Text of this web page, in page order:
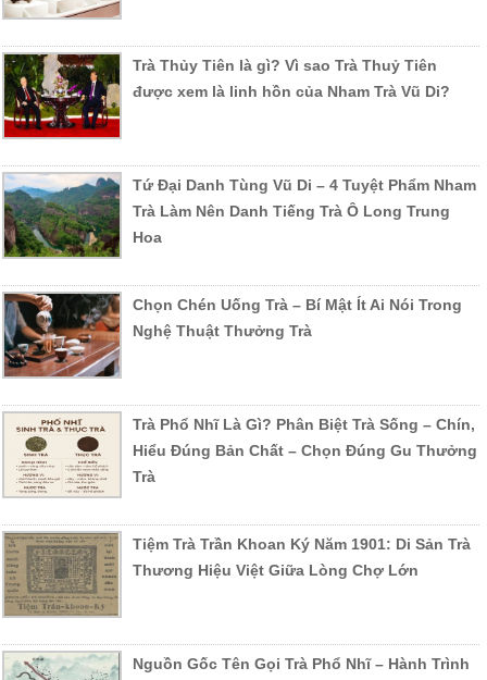
Trà Thủy Tiên là gì? Vì sao Trà Thuỷ Tiên
được xem là linh hồn của Nham Trà Vũ Di?
Tứ Đại Danh Tùng Vũ Di – 4 Tuyệt Phẩm Nham
Trà Làm Nên Danh Tiếng Trà Ô Long Trung
Hoa
Chọn Chén Uống Trà – Bí Mật Ít Ai Nói Trong
Nghệ Thuật Thưởng Trà
Trà Phổ Nhĩ Là Gì? Phân Biệt Trà Sống – Chín,
Hiểu Đúng Bản Chất – Chọn Đúng Gu Thưởng
Trà
Tiệm Trà Trần Khoan Ký Năm 1901: Di Sản Trà
Thương Hiệu Việt Giữa Lòng Chợ Lớn
Nguồn Gốc Tên Gọi Trà Phổ Nhĩ – Hành Trình